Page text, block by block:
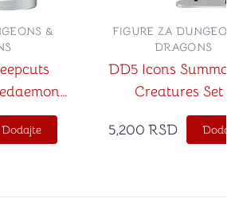
&
Dodajte
DD5 Icons
Creatures Set 1
FIGURE ZA
DRAGONS
5,200 RSD